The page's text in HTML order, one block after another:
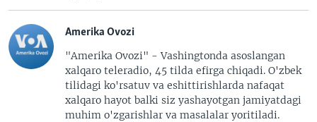
Amerika Ovozi
"Amerika Ovozi" - Vashingtonda asoslangan
xalqaro teleradio, 45 tilda efirga chiqadi. O'zbek
tilidagi ko'rsatuv va eshittirishlarda nafaqat
xalqaro hayot balki siz yashayotgan jamiyatdagi
muhim o'zgarishlar va masalalar yoritiladi.